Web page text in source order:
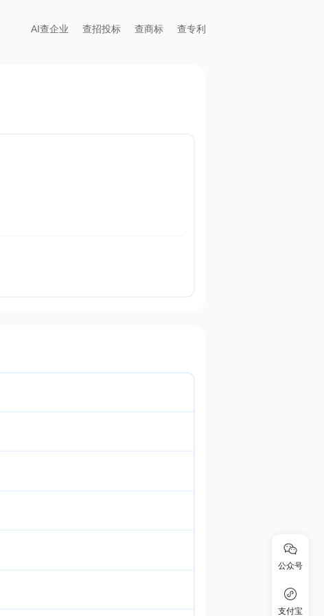
AI查企业 查招投标 查商标 查专利
公众号
支付宝